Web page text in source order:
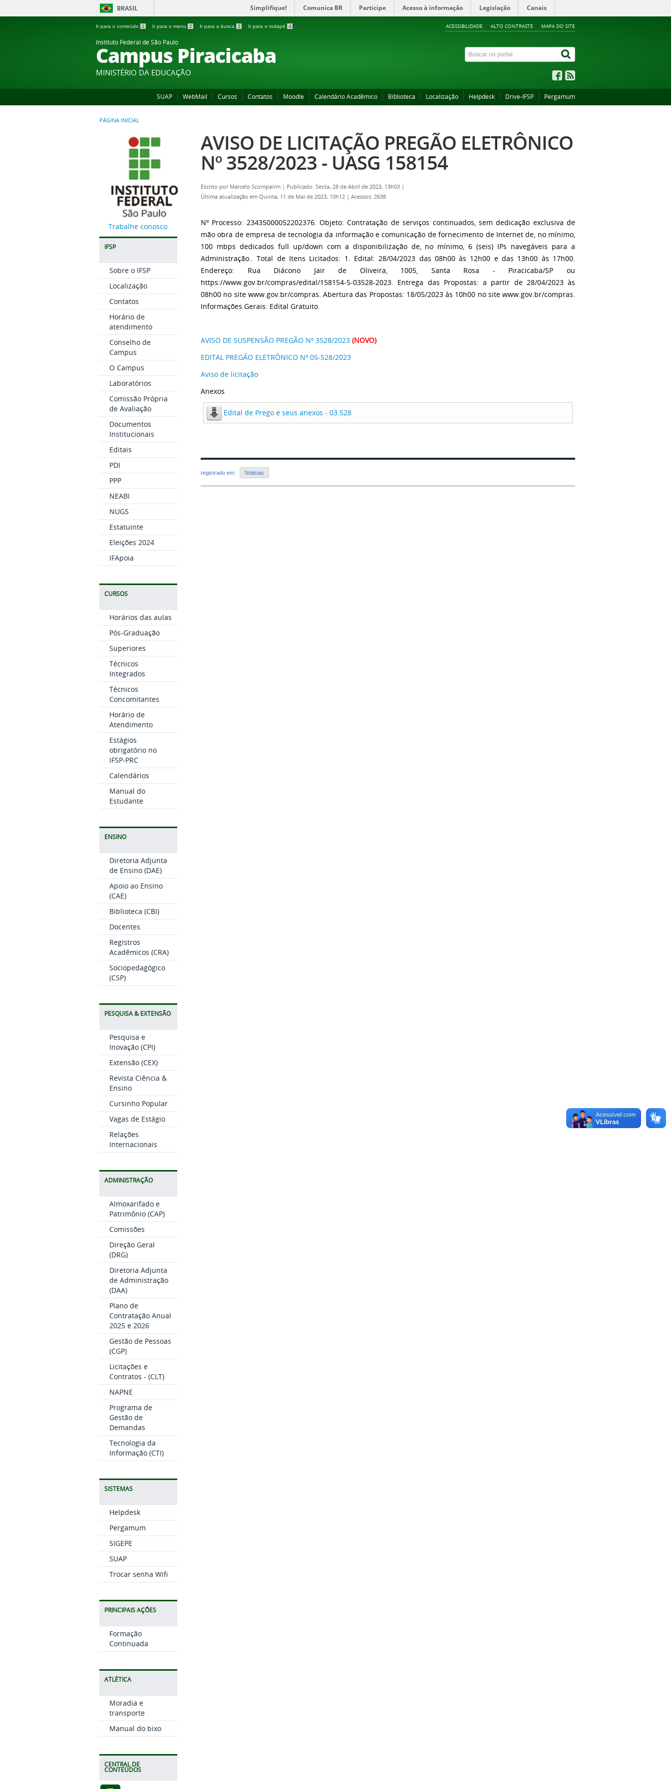
BRASIL Simplifique! Comunica BR Participe Acesso à informação Legislação Canais
Ir para o conteúdo 1 Ir para o menu 2 Ir para a busca 3 Ir para o rodapé 4 ACESSIBILIDADE ALTO CONTRASTE MAPA DO SITE
Instituto Federal de São Paulo
Campus Piracicaba
MINISTÉRIO DA EDUCAÇÃO
SUAP WebMail Cursos Contatos Moodle Calendário Acadêmico Biblioteca Localização Helpdesk Drive-IFSP Pergamum
PÁGINA INICIAL
Trabalhe conosco
IFSP
Sobre o IFSP
Localização
Contatos
Horário de
atendimento
Conselho de
Campus
O Campus
Laboratórios
Comissão Própria
de Avaliação
Documentos
Institucionais
Editais
PDI
PPP
NEABI
NUGS
Estatuinte
Eleições 2024
IFApoia
CURSOS
Horários das aulas
Pós-Graduação
Superiores
Técnicos
Integrados
Técnicos
Concomitantes
Horário de
Atendimento
Estágios
obrigatório no
IFSP-PRC
Calendários
Manual do
Estudante
ENSINO
Diretoria Adjunta
de Ensino (DAE)
Apoio ao Ensino
(CAE)
Biblioteca (CBI)
Docentes
Registros
Acadêmicos (CRA)
Sociopedagógico
(CSP)
PESQUISA & EXTENSÃO
Pesquisa e
Inovação (CPI)
Extensão (CEX)
Revista Ciência &
Ensino
Cursinho Popular
Vagas de Estágio
Relações
Internacionais
ADMINISTRAÇÃO
Almoxarifado e
Patrimônio (CAP)
Comissões
Direção Geral
(DRG)
Diretoria Adjunta
de Administração
(DAA)
Plano de
Contratação Anual
2025 e 2026
Gestão de Pessoas
(CGP)
Licitações e
Contratos - (CLT)
NAPNE
Programa de
Gestão de
Demandas
Tecnologia da
Informação (CTI)
SISTEMAS
Helpdesk
Pergamum
SIGEPE
SUAP
Trocar senha Wifi
PRINCIPAIS AÇÕES
Formação
Continuada
ATLÉTICA
Moradia e
transporte
Manual do bixo
CENTRAL DE
CONTEÚDOS
AVISO DE LICITAÇÃO PREGÃO ELETRÔNICO
Nº 3528/2023 - UASG 158154
Escrito por Marcelo Scomparim | Publicado: Sexta, 28 de Abril de 2023, 13h03 |
Última atualização em Quinta, 11 de Mai de 2023, 10h12 | Acessos: 2638
Nº Processo: 23435000052202376. Objeto: Contratação de serviços continuados, sem dedicação exclusiva de
mão obra de empresa de tecnologia da informação e comunicação de fornecimento de Internet de, no mínimo,
100 mbps dedicados full up/down com a disponibilização de, no mínimo, 6 (seis) IPs navegáveis para a
Administração.. Total de Itens Licitados: 1. Edital: 28/04/2023 das 08h00 às 12h00 e das 13h00 às 17h00.
Endereço: Rua Diácono Jair de Oliveira, 1005, Santa Rosa - Piracicaba/SP ou
https://www.gov.br/compras/edital/158154-5-03528-2023. Entrega das Propostas: a partir de 28/04/2023 às
08h00 no site www.gov.br/compras. Abertura das Propostas: 18/05/2023 às 10h00 no site www.gov.br/compras.
Informações Gerais: Edital Gratuito.
AVISO DE SUSPENSÃO PREGÃO Nº 3528/2023 (NOVO)
EDITAL PREGÃO ELETRÔNICO Nº 05-528/2023
Aviso de licitação
Anexos
Edital de Prego e seus anexos - 03.528
registrado em: Noticias